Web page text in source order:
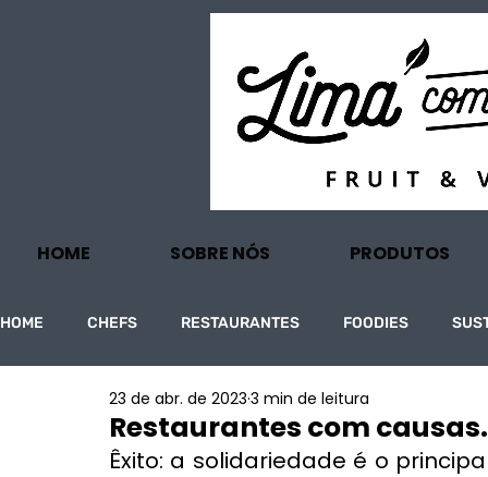
HOME SOBRE NÓS PRODUTOS
HOME CHEFS RESTAURANTES FOODIES
PROJECTOS TURISMO ECONOMIA
Restaurantes com
23 de abr. de 2023 3 min de leitura
Êxito: a solidariedade é o